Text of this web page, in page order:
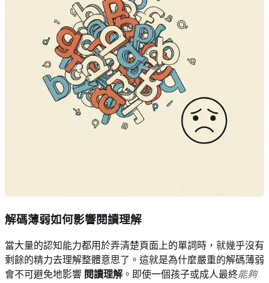
解碼薄弱如何影響閱讀理解
當大量的認知能力都用於弄清楚頁面上的單詞時，就幾乎沒有
剩餘的精力去理解整體意思了。這就是為什麼嚴重的解碼薄弱
會不可避免地影響 閱讀理解 。即使一個孩子或成人最終能夠